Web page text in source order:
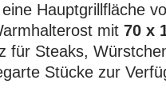
Hauptgrillfläche
mit 70 x
für Steaks,
Stücke zur